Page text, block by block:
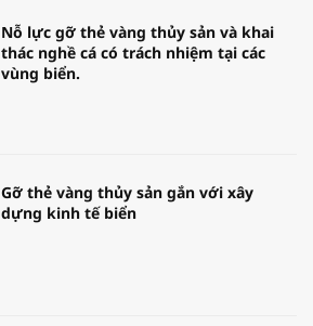
Nỗ lực gỡ thẻ vàng thủy sản và khai
thác nghề cá có trách nhiệm tại các
vùng biển.
Gỡ thẻ vàng thủy sản gắn với xây
dựng kinh tế biển